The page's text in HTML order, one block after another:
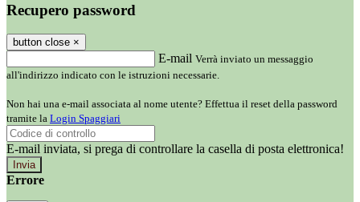
Recupero password
button close ×
E-mail Verrà inviato un messaggio
all'indirizzo indicato con le istruzioni necessarie.
Non hai una e-mail associata al nome utente? Effettua il reset della password
tramite la Login Spaggiari
E-mail inviata, si prega di controllare la casella di posta elettronica!
Errore